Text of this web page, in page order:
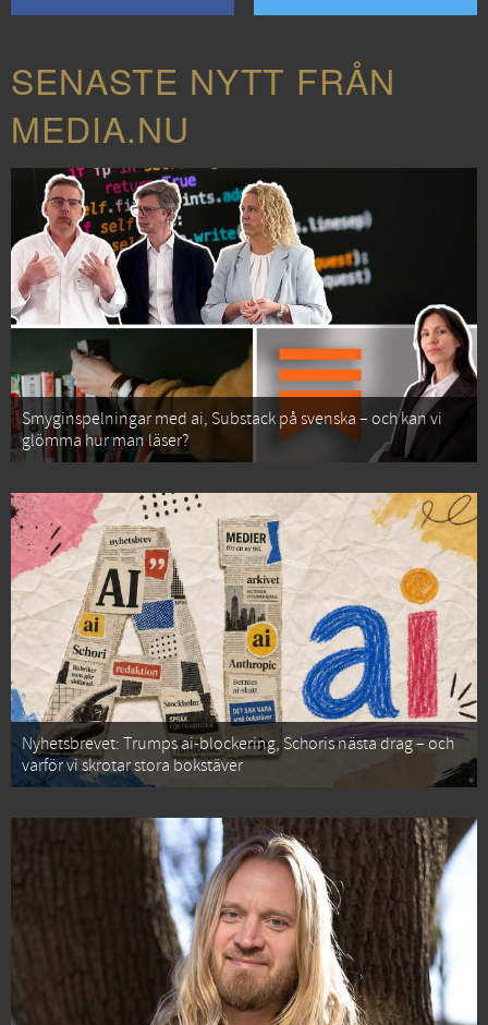
SENASTE NYTT FRÅN
MEDIA.NU
Smyginspelningar med ai, Substack på svenska – och kan vi
glömma hur man läser?
Nyhetsbrevet: Trumps ai-blockering, Schoris nästa drag – och
varför vi skrotar stora bokstäver